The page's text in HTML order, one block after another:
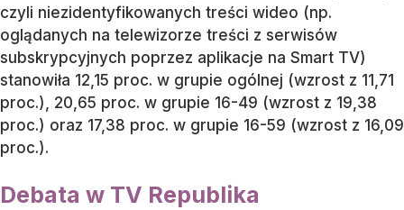
czyli niezidentyfikowanych treści wideo (np.
oglądanych na telewizorze treści z serwisów
subskrypcyjnych poprzez aplikacje na Smart TV)
stanowiła 12,15 proc. w grupie ogólnej (wzrost z 11,71
proc.), 20,65 proc. w grupie 16-49 (wzrost z 19,38
proc.) oraz 17,38 proc. w grupie 16-59 (wzrost z 16,09
proc.).
Debata w TV Republika